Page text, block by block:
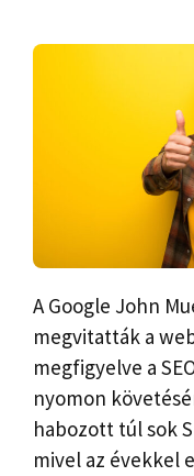
A Google John
megvitatták a
megfigyelve a
nyomon
habozott túl sok
mivel az évekkel